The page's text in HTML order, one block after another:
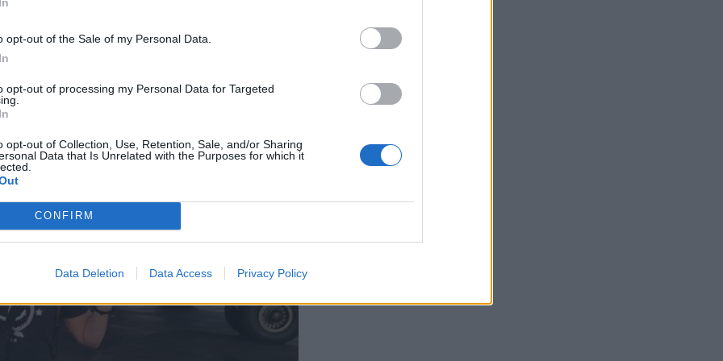
opt-out of the Sale of my Personal Data.
opt-out of processing my Personal Data for Targeted
opt-out of Collection, Use, Retention, Sale, and/or Sharing
Data that Is Unrelated with the Purposes for which it
CONFIRM
Data Deletion Data Access Privacy Policy
εξειδικευμένο κέντρο του Ανόβερου σε
δεν φαίνεται να έχουν καμία
Λάρισας, δίνοντας μάχη με τον